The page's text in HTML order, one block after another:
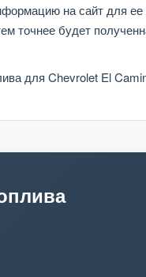
на сайт для
точнее будет
для Chevrolet El